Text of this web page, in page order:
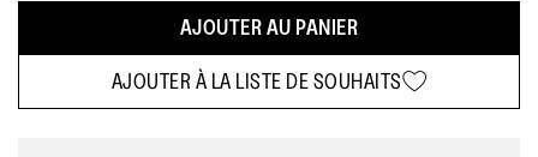
AJOUTER AU PANIER
AJOUTER À LA LISTE DE SOUHAITS